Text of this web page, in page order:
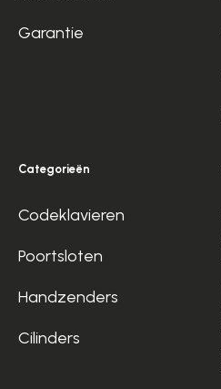
Garantie
Categorieën
Codeklavieren
Poortsloten
Handzenders
Cilinders